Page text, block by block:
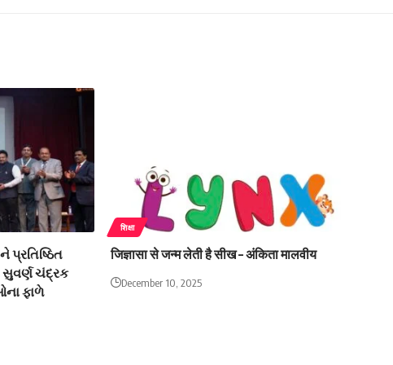
પ્રતિષ્ઠિત
ચંદ્રક
ફાળે
शिक्षा
जिज्ञासा से जन्म लेती है सीख – अंकिता मालवीय
December 10, 2025